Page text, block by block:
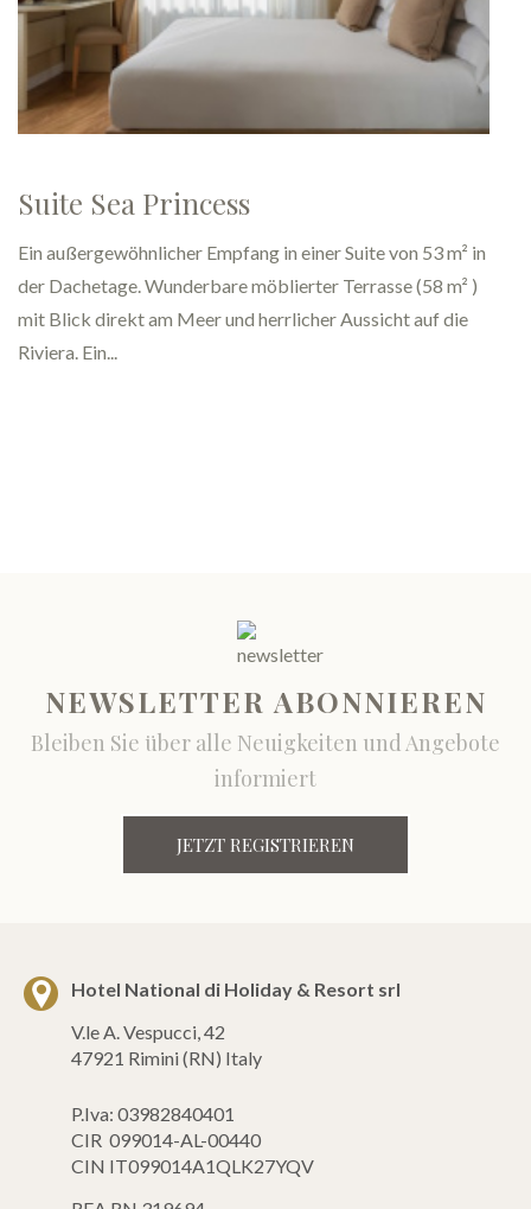
Classic Zimmer
NEWSLETTER ABONNIEREN
Bleiben Sie über alle Neuigkeiten und Angebote
informiert
JETZT REGISTRIEREN
Hotel National di Holiday & Resort srl
V.le A. Vespucci, 42
47921 Rimini (RN) Italy
P.Iva: 03982840401
CIR 099014-AL-00440
CIN IT099014A1QLK27YQV